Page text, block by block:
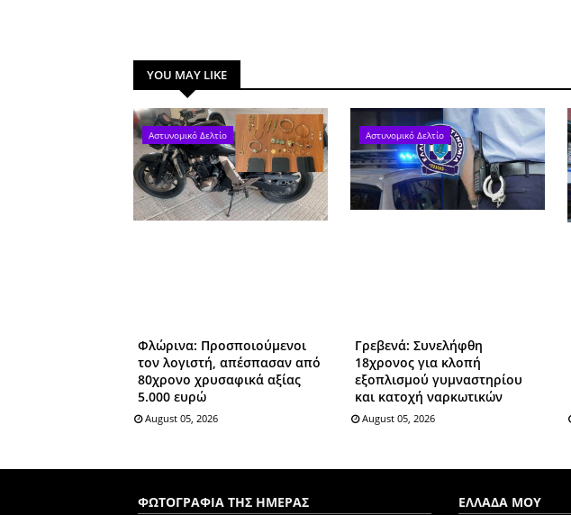
YOU MAY LIKE
Αστυνομικό Δελτίο
Φλώρινα: Προσποιούμενοι
τον λογιστή, απέσπασαν από
80χρονο χρυσαφικά αξίας
5.000 ευρώ
August 05, 2026
Αστυνομικό Δελτίο
Γρεβενά: Συνελήφθη
18χρονος για κλοπή
εξοπλισμού γυμναστηρίου
και κατοχή ναρκωτικών
August 05, 2026
ΦΩΤΟΓΡΑΦΙΑ ΤΗΣ ΗΜΕΡΑΣ ΕΛΛΑΔΑ ΜΟΥ